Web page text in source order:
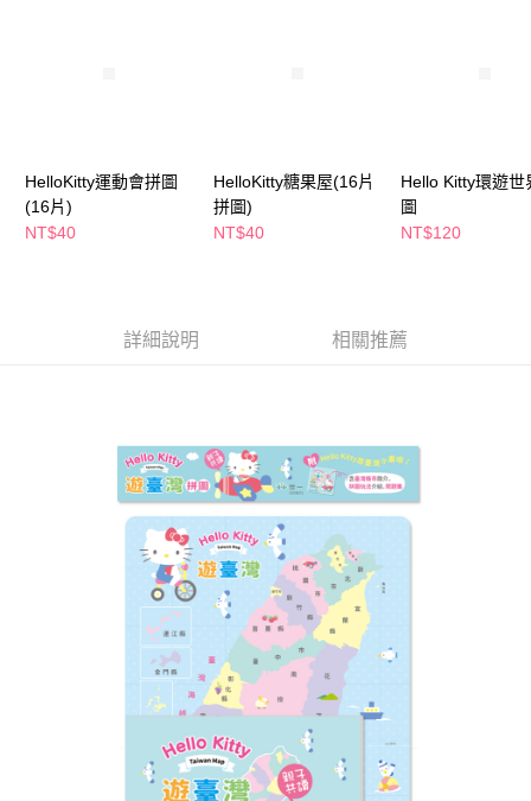
https://aftee.tw/terms/#terms3
３．未成年的使用者請事先徵得法定代理人或監護人之同意方可使用
「AFTEE先享後付」，若未經同意申辦者引起之損失，本公司不負相關責
５．嚴禁一人註冊多個帳號或使用他人資訊註冊。若發現惡意使用之情形，
HelloKitty運動會拼圖
(16片)
NT$40
HelloKitty糖果屋(16片
拼圖)
NT$40
Hello Kitty環遊世
圖
NT$120
詳細說明 相關推薦